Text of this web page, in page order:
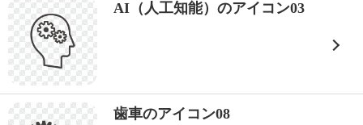
AI（人工知能）のアイコン03
歯車のアイコン08